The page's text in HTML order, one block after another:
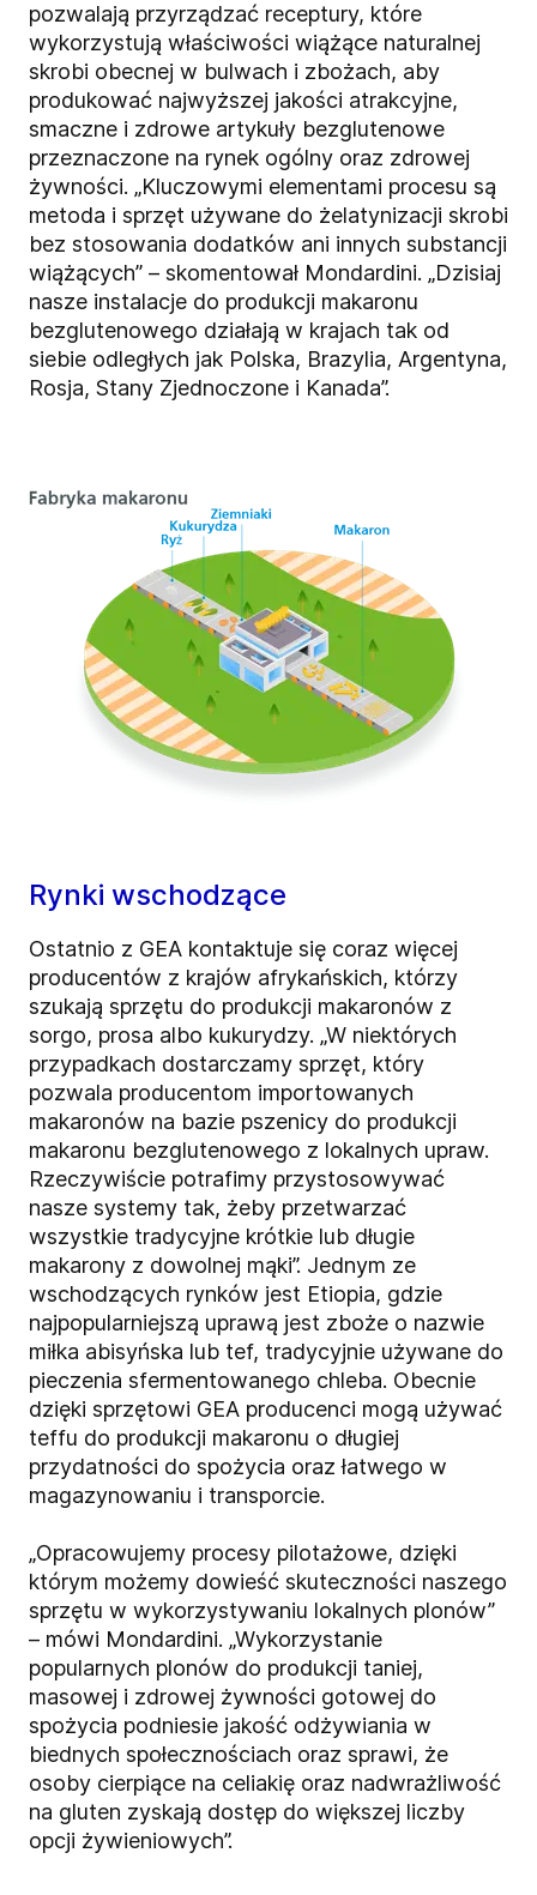
pozwalają przyrządzać receptury, które
wykorzystują właściwości wiążące naturalnej
skrobi obecnej w bulwach i zbożach, aby
produkować najwyższej jakości atrakcyjne,
smaczne i zdrowe artykuły bezglutenowe
przeznaczone na rynek ogólny oraz zdrowej
żywności. „Kluczowymi elementami procesu są
metoda i sprzęt używane do żelatynizacji skrobi
bez stosowania dodatków ani innych substancji
wiążących” – skomentował Mondardini. „Dzisiaj
nasze instalacje do produkcji makaronu
bezglutenowego działają w krajach tak od
siebie odległych jak Polska, Brazylia, Argentyna,
Rosja, Stany Zjednoczone i Kanada”.
Rynki wschodzące
Ostatnio z GEA kontaktuje się coraz więcej
producentów z krajów afrykańskich, którzy
szukają sprzętu do produkcji makaronów z
sorgo, prosa albo kukurydzy. „W niektórych
przypadkach dostarczamy sprzęt, który
pozwala producentom importowanych
makaronów na bazie pszenicy do produkcji
makaronu bezglutenowego z lokalnych upraw.
Rzeczywiście potrafimy przystosowywać
nasze systemy tak, żeby przetwarzać
wszystkie tradycyjne krótkie lub długie
makarony z dowolnej mąki”. Jednym ze
wschodzących rynków jest Etiopia, gdzie
najpopularniejszą uprawą jest zboże o nazwie
miłka abisyńska lub tef, tradycyjnie używane do
pieczenia sfermentowanego chleba. Obecnie
dzięki sprzętowi GEA producenci mogą używać
teffu do produkcji makaronu o długiej
przydatności do spożycia oraz łatwego w
magazynowaniu i transporcie.
„Opracowujemy procesy pilotażowe, dzięki
którym możemy dowieść skuteczności naszego
sprzętu w wykorzystywaniu lokalnych plonów”
– mówi Mondardini. „Wykorzystanie
popularnych plonów do produkcji taniej,
masowej i zdrowej żywności gotowej do
spożycia podniesie jakość odżywiania w
biednych społecznościach oraz sprawi, że
osoby cierpiące na celiakię oraz nadwrażliwość
na gluten zyskają dostęp do większej liczby
opcji żywieniowych”.